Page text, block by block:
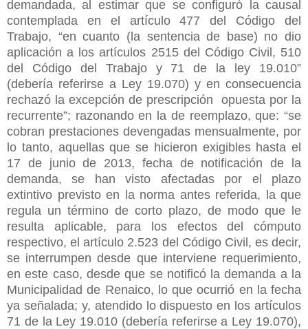
demandada, al estimar que se configuró la causal
contemplada en el artículo 477 del Código del
Trabajo, “en cuanto (la sentencia de base) no dio
aplicación a los artículos 2515 del Código Civil, 510
del Código del Trabajo y 71 de la ley 19.010”
(debería referirse a Ley 19.070) y en consecuencia
rechazó la excepción de prescripción opuesta por la
recurrente”; razonando en la de reemplazo, que: “se
cobran prestaciones devengadas mensualmente, por
lo tanto, aquellas que se hicieron exigibles hasta el
17 de junio de 2013, fecha de notificación de la
demanda, se han visto afectadas por el plazo
extintivo previsto en la norma antes referida, la que
regula un término de corto plazo, de modo que le
resulta aplicable, para los efectos del cómputo
respectivo, el artículo 2.523 del Código Civil, es decir,
se interrumpen desde que interviene requerimiento,
en este caso, desde que se notificó la demanda a la
Municipalidad de Renaico, lo que ocurrió en la fecha
ya señalada; y, atendido lo dispuesto en los artículos
71 de la Ley 19.010 (debería referirse a Ley 19.070),